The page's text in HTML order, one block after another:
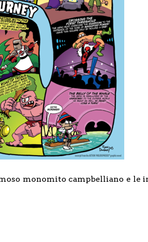
monomito campbelliano e le